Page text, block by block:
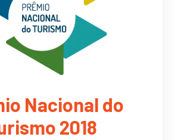
Nacional do
2018